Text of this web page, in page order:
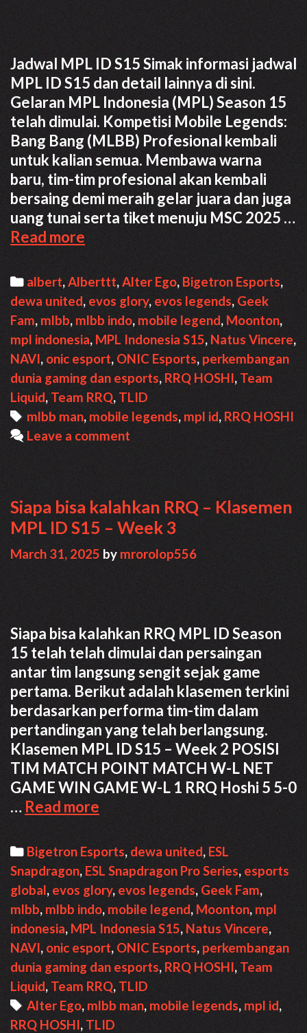
Jadwal MPL ID S15 Simak informasi jadwal
MPL ID S15 dan detail lainnya di sini.
Gelaran MPL Indonesia (MPL) Season 15
telah dimulai. Kompetisi Mobile Legends:
Bang Bang (MLBB) Profesional kembali
untuk kalian semua. Membawa warna
baru, tim-tim profesional akan kembali
bersaing demi meraih gelar juara dan juga
uang tunai serta tiket menuju MSC 2025 …
Read more Jadwal
MPL
ID
S15,
format,
hasil
pertandingan
dan
cara
menonton
Categories
albert,Alberttt,Alter Ego, Bigetron Esports,
dewa united,evos glory, evos legends,Geek
Fam, mlbb, mlbb indo, mobile legend, Moonton,
mpl indonesia, MPL Indonesia S15,Natus Vincere,
NAVI, onic esport, ONIC Esports, perkembangan
dunia gaming dan esports, RRQ HOSHI, Team
Liquid,Team RRQ, TLID
Tags
mlbb man, mobile legends, mpl id, RRQ HOSHI
Leave a comment
Siapa bisa kalahkan RRQ – Klasemen
MPL ID S15 – Week 3
March 31, 2025 bymrorolop556
Siapa bisa kalahkan RRQ MPL ID Season
15 telah telah dimulai dan persaingan
antar tim langsung sengit sejak game
pertama. Berikut adalah klasemen terkini
berdasarkan performa tim-tim dalam
pertandingan yang telah berlangsung.
Klasemen MPL ID S15 – Week 2 POSISI
TIM MATCH POINT MATCH W-L NET
GAME WIN GAME W-L 1 RRQ Hoshi 5 5-0
…Read more Siapa
bisa
kalahkan
RRQ
–
Klasemen
MPL
ID
S15
–
Week
3
Categories
Bigetron Esports, dewa united, ESL
Snapdragon, ESL Snapdragon Pro Series, esports
global, evos glory, evos legends, Geek Fam,
mlbb, mlbb indo, mobile legend, Moonton,mpl
indonesia, MPL Indonesia S15, Natus Vincere,
NAVI, onic esport, ONIC Esports, perkembangan
dunia gaming dan esports, RRQ HOSHI, Team
Liquid, Team RRQ, TLID
Tags
Alter Ego,mlbb man, mobile legends, mpl id,
RRQ HOSHI, TLID